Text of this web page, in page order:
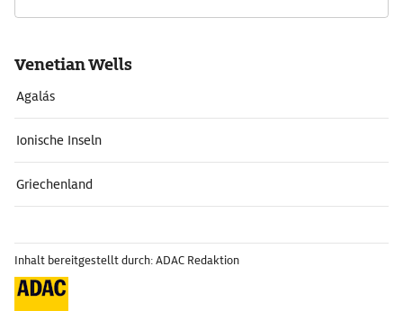
Venetian Wells
Agalás
Ionische Inseln
Griechenland
Inhalt bereitgestellt durch: ADAC Redaktion